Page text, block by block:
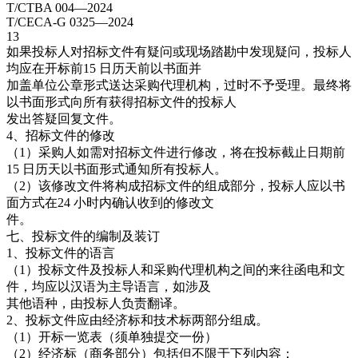
T/CTBA 004—2024
T/CECA-G 0325—2024
13
如果投标人对招标文件有疑问或现场踏勘中发现疑问，投标人
均应在开标前15 日历天前以书面并
加盖单位公章形式送达采购代理机构，过时不予受理。最终将
以书面形式向所有获得招标文件的投标人
发出答疑回复文件。
4、招标文件的修改
（1）采购人如需对招标文件进行修改，将在投标截止日期前
15 日历天以书面形式通知所有投标人。
（2）该修改文件将构成招标文件的组成部分，投标人应以书
面方式在24 小时内确认收到的修改文
件。
七、投标文件的编制及装订
1、投标文件的语言
（1）投标文件及投标人和采购代理机构之间的来往函电和文
件，均应以汉语为主导语言，如涉及
其他语种，由投标人负责翻译。
2、投标文件应由经济标和技术标两部分组成。
（1）开标一览表（须单独提交一份）
（2）经济标（商务部分）包括但不限于下列内容：